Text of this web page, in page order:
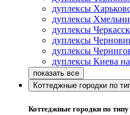
дуплексы
дуплексы
дуплексы
дуплексы
дуплексы
дуплексы Киева
Коттеджные городки по
Коттеджные городки по типу